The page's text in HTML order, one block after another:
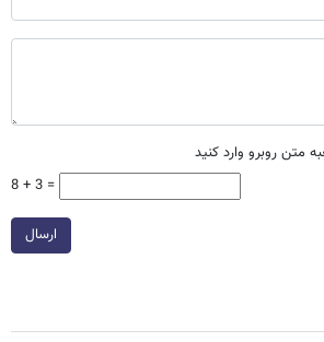
متن روبرو وارد کنید
8 + 3 =
ارسال